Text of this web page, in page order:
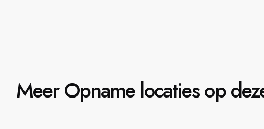
Meer Opname locaties op